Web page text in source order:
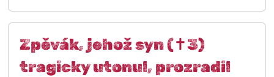
Zpěvák, jehož syn (✝3)
tragicky utonul, prozradil